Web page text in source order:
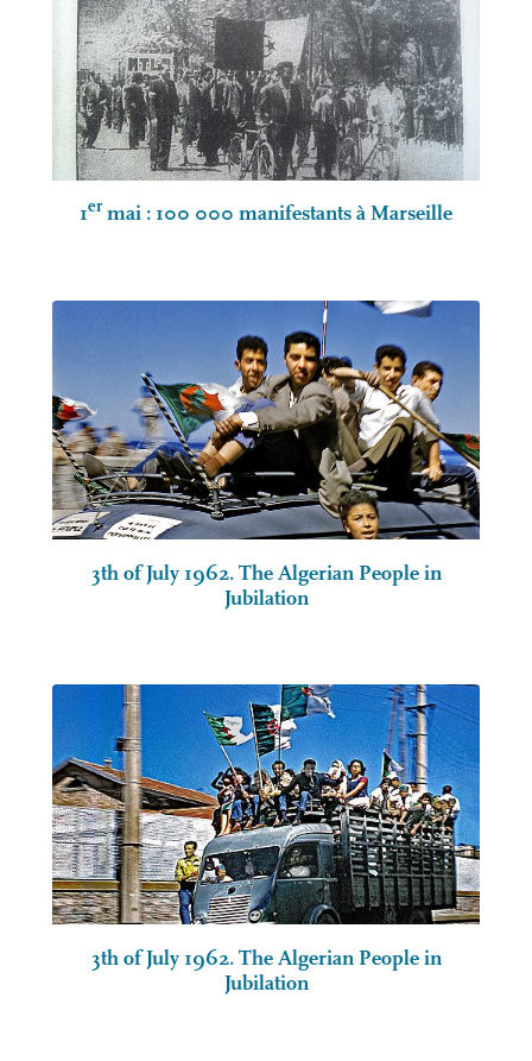
1er mai : 100 000 manifestants à Marseille
3th of July 1962. The Algerian People in
Jubilation
3th of July 1962. The Algerian People in
Jubilation